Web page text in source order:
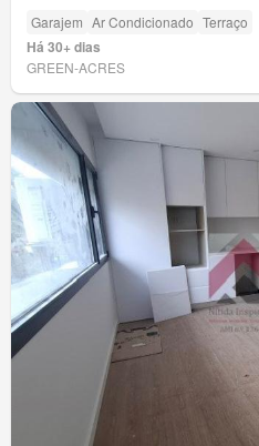
Garajem Ar Condicionado Terraço
Há 30+ dias
GREEN-ACRES